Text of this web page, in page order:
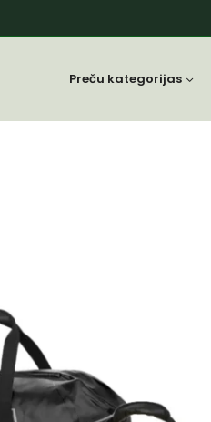
Preču kategorijas